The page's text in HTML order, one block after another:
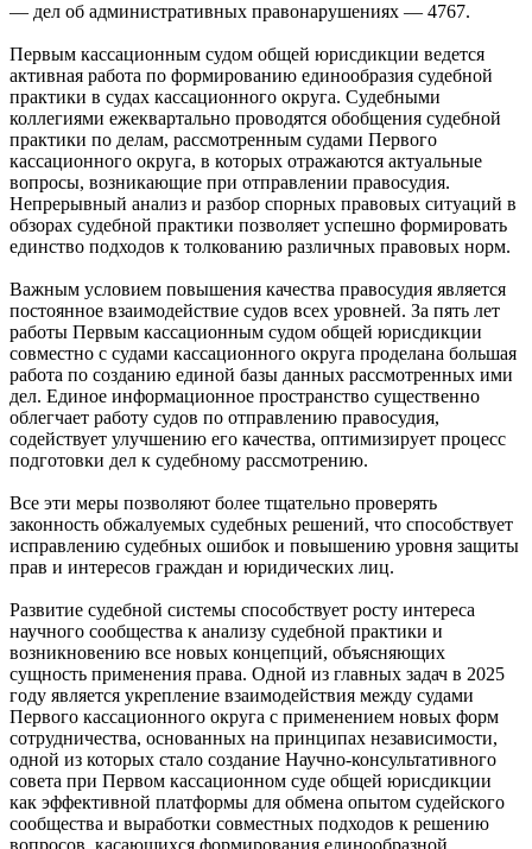
— дел об административных правонарушениях — 4767.
Первым кассационным судом общей юрисдикции ведется
активная работа по формированию единообразия судебной
практики в судах кассационного округа. Судебными
коллегиями ежеквартально проводятся обобщения судебной
практики по делам, рассмотренным судами Первого
кассационного округа, в которых отражаются актуальные
вопросы, возникающие при отправлении правосудия.
Непрерывный анализ и разбор спорных правовых ситуаций в
обзорах судебной практики позволяет успешно формировать
единство подходов к толкованию различных правовых норм.
Важным условием повышения качества правосудия является
постоянное взаимодействие судов всех уровней. За пять лет
работы Первым кассационным судом общей юрисдикции
совместно с судами кассационного округа проделана большая
работа по созданию единой базы данных рассмотренных ими
дел. Единое информационное пространство существенно
облегчает работу судов по отправлению правосудия,
содействует улучшению его качества, оптимизирует процесс
подготовки дел к судебному рассмотрению.
Все эти меры позволяют более тщательно проверять
законность обжалуемых судебных решений, что способствует
исправлению судебных ошибок и повышению уровня защиты
прав и интересов граждан и юридических лиц.
Развитие судебной системы способствует росту интереса
научного сообщества к анализу судебной практики и
возникновению все новых концепций, объясняющих
сущность применения права. Одной из главных задач в 2025
году является укрепление взаимодействия между судами
Первого кассационного округа с применением новых форм
сотрудничества, основанных на принципах независимости,
одной из которых стало создание Научно-консультативного
совета при Первом кассационном суде общей юрисдикции
как эффективной платформы для обмена опытом судейского
сообщества и выработки совместных подходов к решению
вопросов, касающихся формирования единообразной